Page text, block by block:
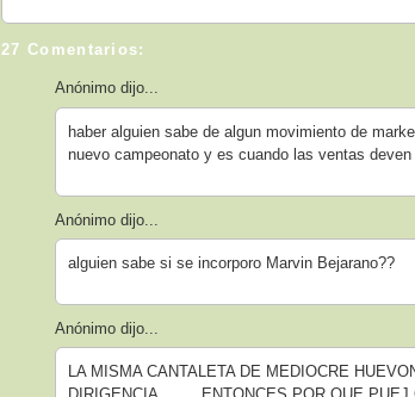
27 Comentarios:
Anónimo dijo...
haber alguien sabe de algun movimiento de
nuevo campeonato y es cuando las ventas
Anónimo dijo...
alguien sabe si se incorporo Marvin Bejarano??
Anónimo dijo...
LA MISMA CANTALETA DE MEDIOCRE